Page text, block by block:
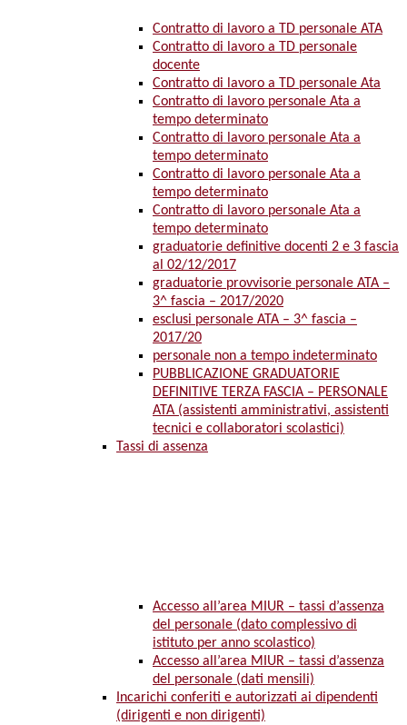
Contratto di lavoro a TD personale ATA
Contratto di lavoro a TD personale
docente
Contratto di lavoro a TD personale Ata
Contratto di lavoro personale Ata a
tempo determinato
Contratto di lavoro personale Ata a
tempo determinato
Contratto di lavoro personale Ata a
tempo determinato
Contratto di lavoro personale Ata a
tempo determinato
graduatorie definitive docenti 2 e 3 fascia
al 02/12/2017
graduatorie provvisorie personale ATA –
3^ fascia – 2017/2020
esclusi personale ATA – 3^ fascia –
2017/20
personale non a tempo indeterminato
PUBBLICAZIONE GRADUATORIE
DEFINITIVE TERZA FASCIA – PERSONALE
ATA (assistenti amministrativi, assistenti
tecnici e collaboratori scolastici)
Tassi di assenza
Accesso all’area MIUR – tassi d’assenza
del personale (dato complessivo di
istituto per anno scolastico)
Accesso all’area MIUR – tassi d’assenza
del personale (dati mensili)
Incarichi conferiti e autorizzati ai dipendenti
(dirigenti e non dirigenti)